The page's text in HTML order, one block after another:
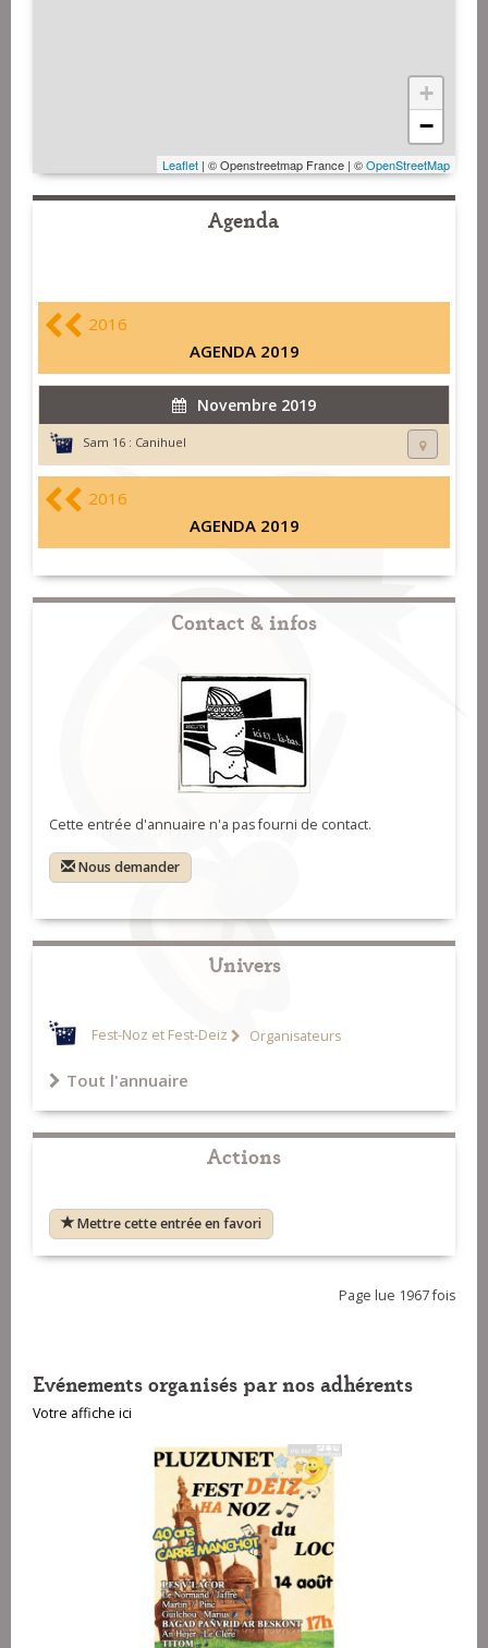
+
−
Leaflet | © Openstreetmap France | ©OpenStreetMap
Agenda
2016
AGENDA 2019
Novembre 2019
Sam 16 : Canihuel
2016
AGENDA 2019
Contact & infos
Cette entrée d'annuaire n'a pas fourni de contact.
Nous demander
Univers
Fest-Noz et Fest-Deiz Organisateurs
Tout l'annuaire
Actions
Mettre cette entrée en favori
Page lue 1967 fois
Evénements organisés par nos adhérents
Votre affiche ici